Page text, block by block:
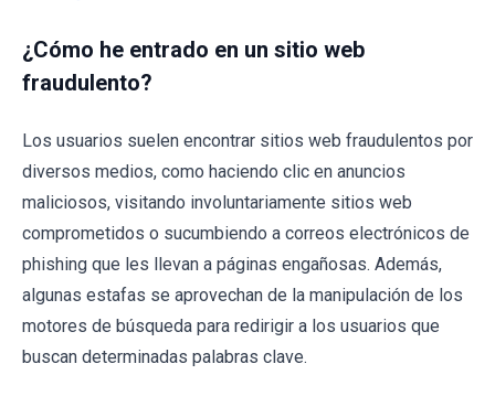
¿Cómo he entrado en un sitio web
fraudulento?
Los usuarios suelen encontrar sitios web fraudulentos por
diversos medios, como haciendo clic en anuncios
maliciosos, visitando involuntariamente sitios web
comprometidos o sucumbiendo a correos electrónicos de
phishing que les llevan a páginas engañosas. Además,
algunas estafas se aprovechan de la manipulación de los
motores de búsqueda para redirigir a los usuarios que
buscan determinadas palabras clave.